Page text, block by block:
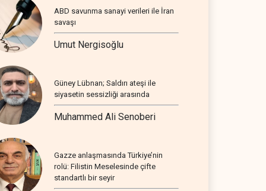
ABD savunma sanayi verileri ile İran
savaşı
Umut Nergisoğlu
Güney Lübnan; Saldırı ateşi ile
siyasetin sessizliği arasında
Muhammed Ali Senoberi
Gazze anlaşmasında Türkiye’nin
rolü: Filistin Meselesinde çifte
standartlı bir seyir